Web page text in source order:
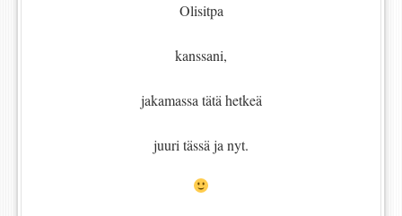
Olisitpa
kanssani,
jakamassa tätä hetkeä
juuri tässä ja nyt.